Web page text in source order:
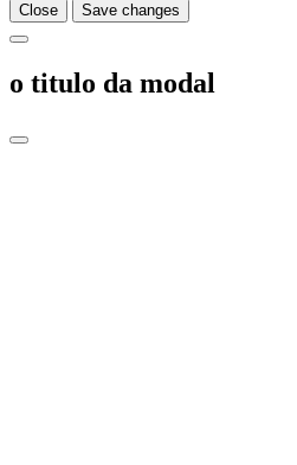
Close
Save changes
o titulo da modal